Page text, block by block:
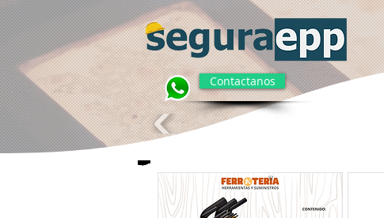
Contactanos